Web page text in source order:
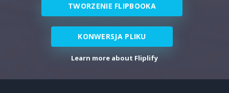
TWORZENIE FLIPBOOKA
KONWERSJA PLIKU
Learn more about Fliplify